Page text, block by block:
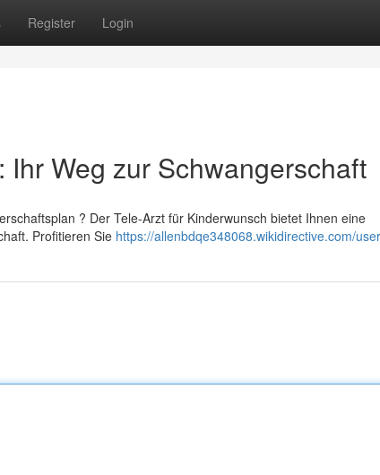
Register Login
Weg zur Schwangerschaft
? Der Tele-Arzt für Kinderwunsch bietet Ihnen eine
Profitieren Sie https://allenbdqe348068.wikidirective.com/user